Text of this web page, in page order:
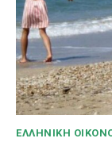
ΕΛΛΗΝΙΚΉ